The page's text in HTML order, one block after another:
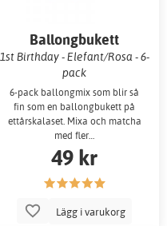
Ballongbukett
1st Birthday - Elefant/Rosa - 6-
pack
6-pack ballongmix som blir så
fin som en ballongbukett på
ettårskalaset. Mixa och matcha
med fler…
49 kr
Lägg i varukorg